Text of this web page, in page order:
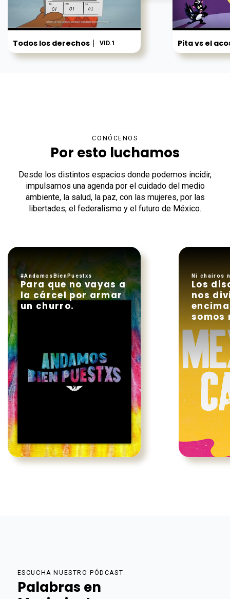
Todos los derechos VID.1 Pita vs el
CONÓCENOS
Por esto luchamos
Desde los distintos espacios donde podemos incidir,
impulsamos una agenda por el cuidado del medio
ambiente, la salud, la paz, con las mujeres, por las
libertades, el federalismo y el futuro de México.
#AndamosBienPuestxs
Para que no vayas a
la cárcel por armar
un churro.
Ni chairos
Los
nos
somos
ESCUCHA NUESTRO PÓDCAST
Palabras en